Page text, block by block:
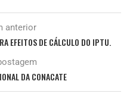
anterior
EFEITOS DE CÁLCULO DO IPTU.
DA CONACATE